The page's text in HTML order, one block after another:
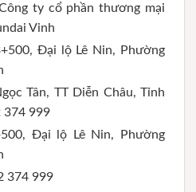
ty cổ phần thương mại
Vinh
Đại lộ Lê Nin, Phường
Tân, TT Diễn Châu, Tỉnh
374 999
Đại lộ Lê Nin, Phường
374 999